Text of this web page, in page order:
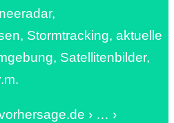
Stormtracking, aktuelle
Satellitenbilder,
› … ›